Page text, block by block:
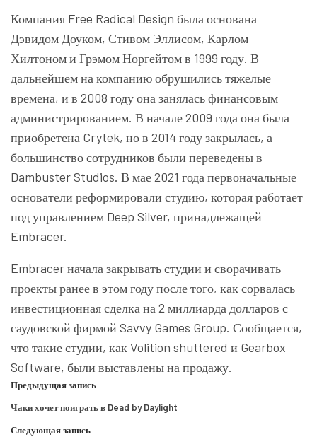
Компания Free Radical Design была основана
Дэвидом Доуком, Стивом Эллисом, Карлом
Хилтоном и Грэмом Норгейтом в 1999 году. В
дальнейшем на компанию обрушились тяжелые
времена, и в 2008 году она занялась финансовым
администрированием. В начале 2009 года она была
приобретена Crytek, но в 2014 году закрылась, а
большинство сотрудников были переведены в
Dambuster Studios. В мае 2021 года первоначальные
основатели реформировали студию, которая работает
под управлением Deep Silver, принадлежащей
Embracer.
Embracer начала закрывать студии и сворачивать
проекты ранее в этом году после того, как сорвалась
инвестиционная сделка на 2 миллиарда долларов с
саудовской фирмой Savvy Games Group. Сообщается,
что такие студии, как Volition shuttered и Gearbox
Software, были выставлены на продажу.
Предыдущая запись
Чаки хочет поиграть в Dead by Daylight
Следующая запись